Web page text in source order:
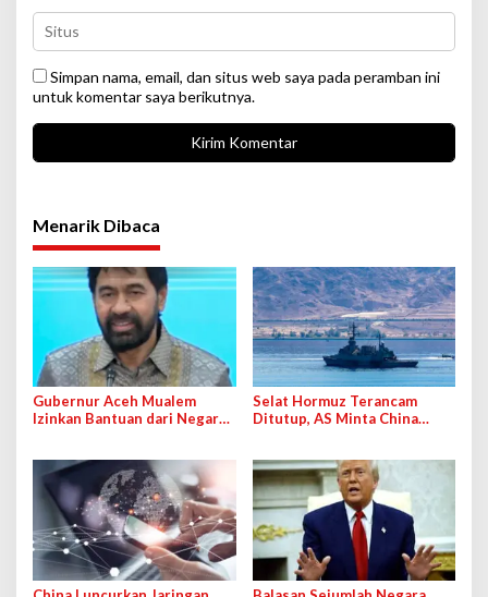
Simpan nama, email, dan situs web saya pada peramban ini
untuk komentar saya berikutnya.
Menarik Dibaca
Gubernur Aceh Mualem
Izinkan Bantuan dari Negara
Selat Hormuz Terancam
Ditutup, AS Minta China